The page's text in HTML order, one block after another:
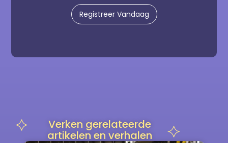
Registreer Vandaag
Verken gerelateerde
artikelen en verhalen